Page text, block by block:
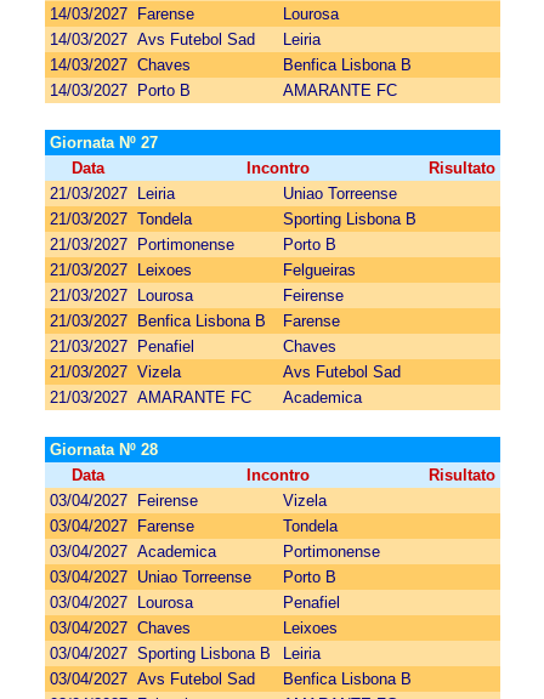
14/03/2027
Farense
Lourosa
14/03/2027 Avs Futebol Sad
Leiria
14/03/2027 Chaves
Benfica Lisbona B
14/03/2027
Porto B AMARANTE FC
Giornata Nº 27
Data
Incontro
Risultato
21/03/2027
Leiria
Uniao Torreense
21/03/2027 Tondela
Sporting Lisbona B
21/03/2027
Portimonense
Porto B
21/03/2027
Leixoes
Felgueiras
21/03/2027
Lourosa
Feirense
21/03/2027
Benfica Lisbona B
Farense
21/03/2027
Penafiel
Chaves
21/03/2027 Vizela
Avs Futebol Sad
21/03/2027 AMARANTE FC Academica
Giornata Nº 28
Data
Incontro
Risultato
03/04/2027
Feirense
Vizela
03/04/2027
Farense
Tondela
03/04/2027 Academica
Portimonense
03/04/2027
Uniao Torreense
Porto B
03/04/2027
Lourosa
Penafiel
03/04/2027 Chaves
Leixoes
03/04/2027 Sporting Lisbona B
Leiria
03/04/2027 Avs Futebol Sad
Benfica Lisbona B